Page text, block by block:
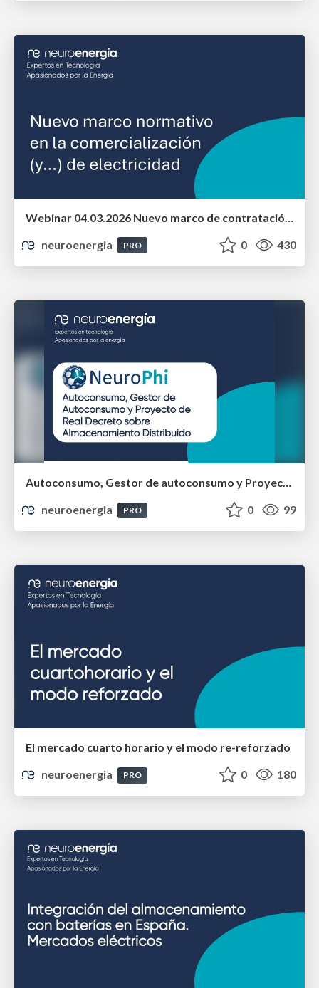
neuroenergia
PRO 0 430
Autoconsumo, Gestor de autoconsumo y Proyecto de RD sobre almacenamiento distribuido
neuroenergia
PRO 0 99
El mercado cuarto horario y el modo re-reforzado
neuroenergia
PRO 0 180